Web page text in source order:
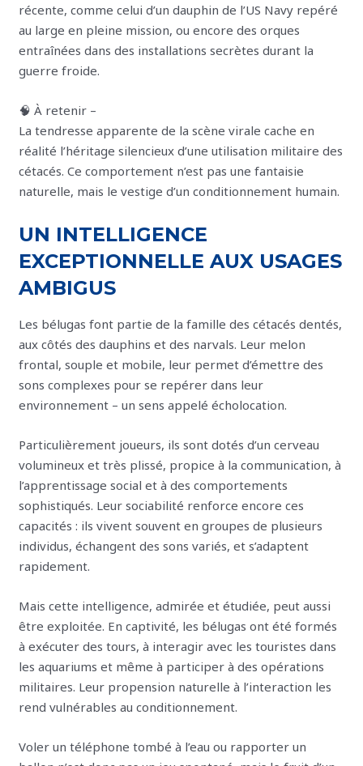
récente, comme celui d’un dauphin de l’US Navy repéré
au large en pleine mission, ou encore des orques
entraînées dans des installations secrètes durant la
guerre froide.
🧠 À retenir –
La tendresse apparente de la scène virale cache en
réalité l’héritage silencieux d’une utilisation militaire des
cétacés. Ce comportement n’est pas une fantaisie
naturelle, mais le vestige d’un conditionnement humain.
UN INTELLIGENCE
EXCEPTIONNELLE AUX USAGES
AMBIGUS
Les bélugas font partie de la famille des cétacés dentés,
aux côtés des dauphins et des narvals. Leur melon
frontal, souple et mobile, leur permet d’émettre des
sons complexes pour se repérer dans leur
environnement – un sens appelé écholocation.
Particulièrement joueurs, ils sont dotés d’un cerveau
volumineux et très plissé, propice à la communication, à
l’apprentissage social et à des comportements
sophistiqués. Leur sociabilité renforce encore ces
capacités : ils vivent souvent en groupes de plusieurs
individus, échangent des sons variés, et s’adaptent
rapidement.
Mais cette intelligence, admirée et étudiée, peut aussi
être exploitée. En captivité, les bélugas ont été formés
à exécuter des tours, à interagir avec les touristes dans
les aquariums et même à participer à des opérations
militaires. Leur propension naturelle à l’interaction les
rend vulnérables au conditionnement.
Voler un téléphone tombé à l’eau ou rapporter un